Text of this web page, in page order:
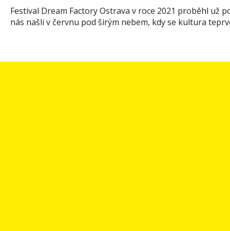
Festival Dream Factory Ostrava v roce 2021 proběhl už
nás našli v červnu pod širým nebem, kdy se kultura